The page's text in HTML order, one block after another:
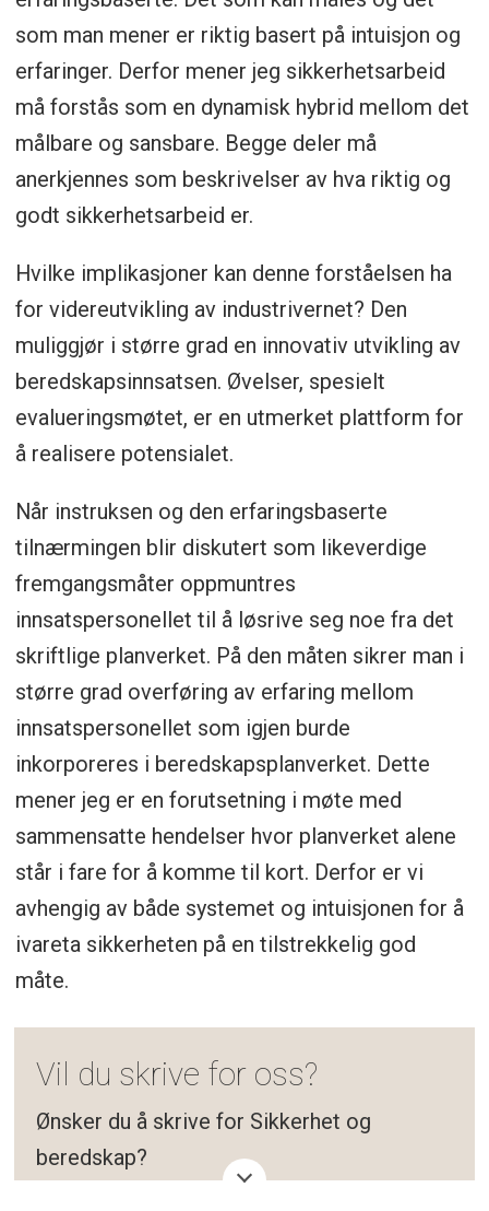
som man mener er riktig basert på intuisjon og
erfaringer. Derfor mener jeg sikkerhetsarbeid
må forstås som en dynamisk hybrid mellom det
målbare og sansbare. Begge deler må
anerkjennes som beskrivelser av hva riktig og
godt sikkerhetsarbeid er.
Hvilke implikasjoner kan denne forståelsen ha
for videreutvikling av industrivernet? Den
muliggjør i større grad en innovativ utvikling av
beredskapsinnsatsen. Øvelser, spesielt
evalueringsmøtet, er en utmerket plattform for
å realisere potensialet.
Når instruksen og den erfaringsbaserte
tilnærmingen blir diskutert som likeverdige
fremgangsmåter oppmuntres
innsatspersonellet til å løsrive seg noe fra det
skriftlige planverket. På den måten sikrer man i
større grad overføring av erfaring mellom
innsatspersonellet som igjen burde
inkorporeres i beredskapsplanverket. Dette
mener jeg er en forutsetning i møte med
sammensatte hendelser hvor planverket alene
står i fare for å komme til kort. Derfor er vi
avhengig av både systemet og intuisjonen for å
ivareta sikkerheten på en tilstrekkelig god
måte.
Vil du skrive for oss?
Ønsker du å skrive for Sikkerhet og
beredskap?